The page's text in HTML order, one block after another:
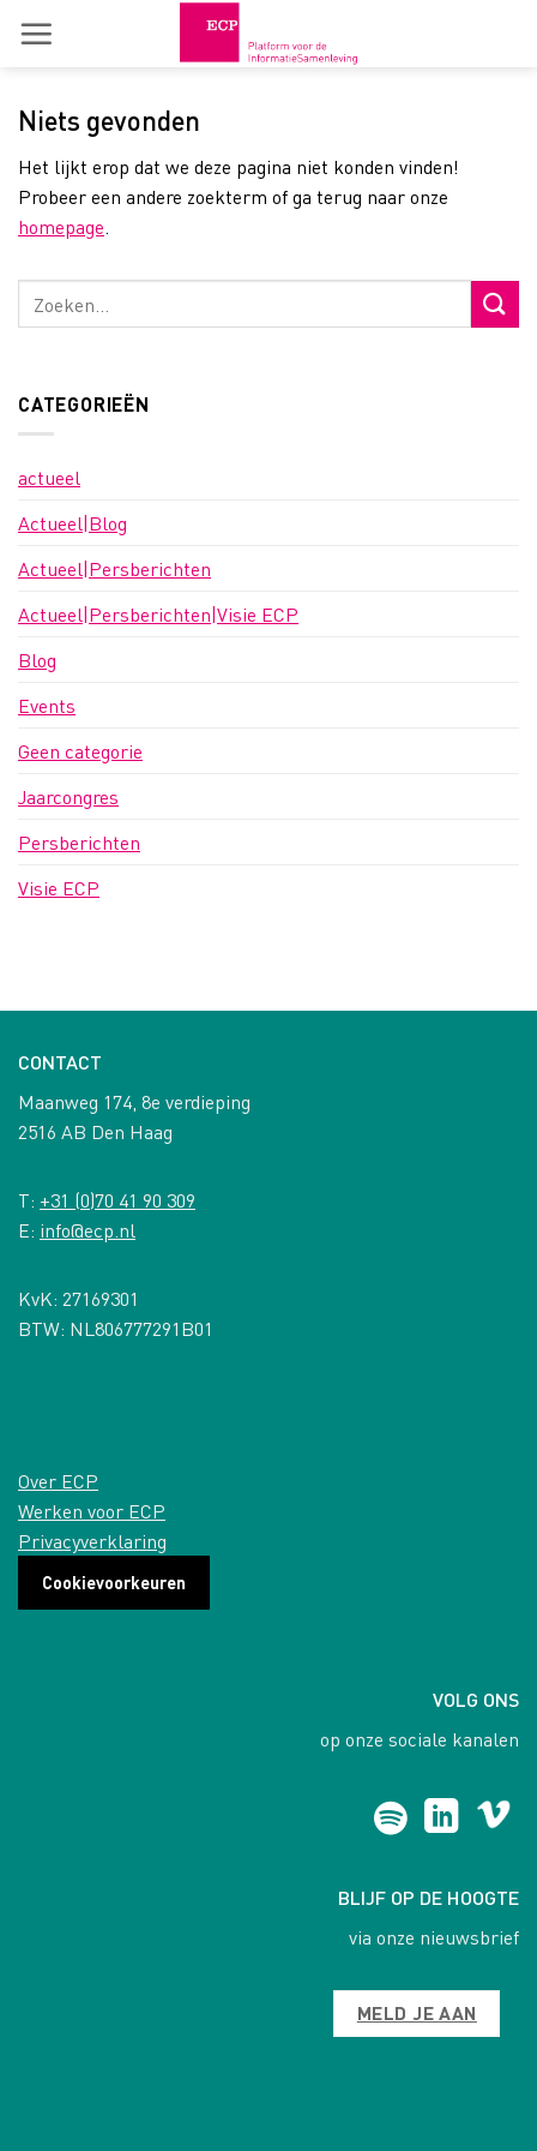
Niets gevonden
Het lijkt erop dat we deze pagina niet konden vinden!
Probeer een andere zoekterm of ga terug naar onze
homepage
CATEGORIEËN
actueel
Actueel|Blog
Actueel|Persberichten
Actueel|Persberichten|Visie ECP
Blog
Events
Geen categorie
Jaarcongres
Persberichten
Visie ECP
CONTACT
Maanweg 174, 8e verdieping
2516 AB Den Haag
T: +31 (0)70 41 90 309
E: info@ecp.nl
KvK: 27169301
BTW: NL806777291B01
Over ECP
Werken voor ECP
Privacyverklaring
Cookievoorkeuren
VOLG ONS
op onze sociale kanalen
BLIJF OP DE HOOGTE
via onze nieuwsbrief
MELD JE AAN